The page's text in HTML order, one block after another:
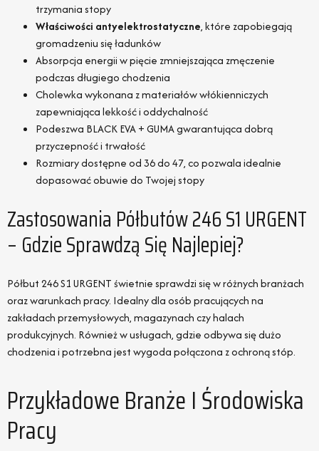
trzymania stopy
Właściwości antyelektrostatyczne, które zapobiegają
gromadzeniu się ładunków
Absorpcja energii w pięcie zmniejszająca zmęczenie
podczas długiego chodzenia
Cholewka wykonana z materiałów włókienniczych
zapewniająca lekkość i oddychalność
Podeszwa BLACK EVA + GUMA gwarantująca dobrą
przyczepność i trwałość
Rozmiary dostępne od 36 do 47, co pozwala idealnie
dopasować obuwie do Twojej stopy
Zastosowania Półbutów 246 S1 URGENT
– Gdzie Sprawdzą Się Najlepiej?
Półbut 246 S1 URGENT świetnie sprawdzi się w różnych branżach
oraz warunkach pracy. Idealny dla osób pracujących na
zakładach przemysłowych, magazynach czy halach
produkcyjnych. Również w usługach, gdzie odbywa się dużo
chodzenia i potrzebna jest wygoda połączona z ochroną stóp.
Przykładowe Branże I Środowiska
Pracy